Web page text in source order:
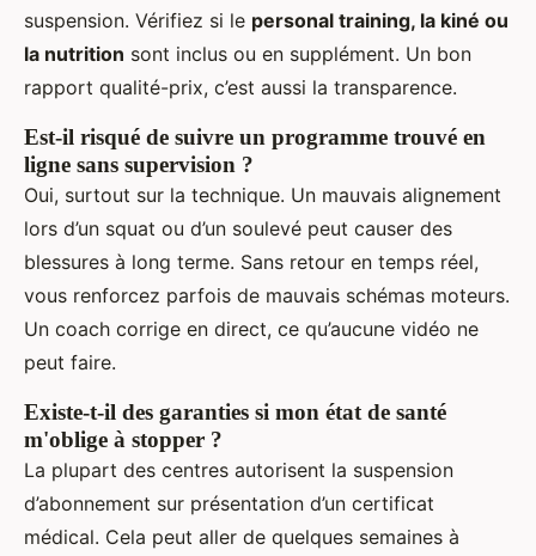
suspension. Vérifiez si le personal training, la kiné ou
la nutrition sont inclus ou en supplément. Un bon
rapport qualité-prix, c’est aussi la transparence.
Est-il risqué de suivre un programme trouvé en
ligne sans supervision ?
Oui, surtout sur la technique. Un mauvais alignement
lors d’un squat ou d’un soulevé peut causer des
blessures à long terme. Sans retour en temps réel,
vous renforcez parfois de mauvais schémas moteurs.
Un coach corrige en direct, ce qu’aucune vidéo ne
peut faire.
Existe-t-il des garanties si mon état de santé
m'oblige à stopper ?
La plupart des centres autorisent la suspension
d’abonnement sur présentation d’un certificat
médical. Cela peut aller de quelques semaines à